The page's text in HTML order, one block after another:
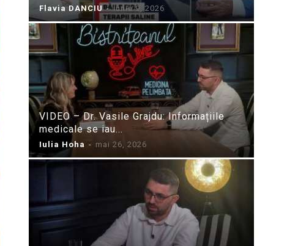
Flavia DANCIU - iunie 9, 2026
VIDEO – Dr. Vasile Grajdu: Informațiile
medicale se iau...
Iulia Hoha - mai 26, 2026